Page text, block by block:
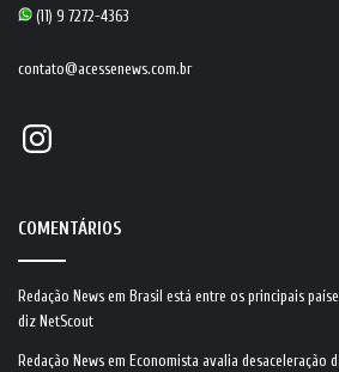
(11) 9 7272-4363
contato@acessenews.com.br
Instagram
COMENTÁRIOS
Redação News em Brasil está entre os principais
diz NetScout
Redação News em Economista avalia desaceleração